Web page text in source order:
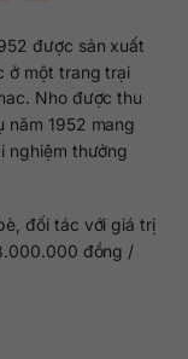
được sản xuất
ở một trang trại
Nho được thu
năm 1952 mang
nghiệm thưởng
đối tác với giá trị
đồng /